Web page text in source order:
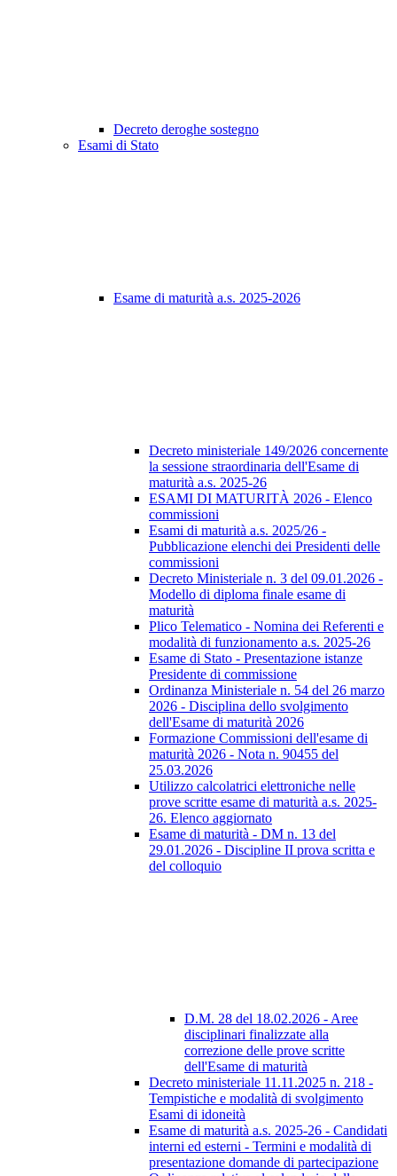
Decreto deroghe sostegno
Esami di Stato
Esame di maturità a.s. 2025-2026
Decreto ministeriale 149/2026 concernente
la sessione straordinaria dell'Esame di
maturità a.s. 2025-26
ESAMI DI MATURITÀ 2026 - Elenco
commissioni
Esami di maturità a.s. 2025/26 -
Pubblicazione elenchi dei Presidenti delle
commissioni
Decreto Ministeriale n. 3 del 09.01.2026 -
Modello di diploma finale esame di
maturità
Plico Telematico - Nomina dei Referenti e
modalità di funzionamento a.s. 2025-26
Esame di Stato - Presentazione istanze
Presidente di commissione
Ordinanza Ministeriale n. 54 del 26 marzo
2026 - Disciplina dello svolgimento
dell'Esame di maturità 2026
Formazione Commissioni dell'esame di
maturità 2026 - Nota n. 90455 del
25.03.2026
Utilizzo calcolatrici elettroniche nelle
prove scritte esame di maturità a.s. 2025-
26. Elenco aggiornato
Esame di maturità - DM n. 13 del
29.01.2026 - Discipline II prova scritta e
del colloquio
D.M. 28 del 18.02.2026 - Aree
disciplinari finalizzate alla
correzione delle prove scritte
dell'Esame di maturità
Decreto ministeriale 11.11.2025 n. 218 -
Tempistiche e modalità di svolgimento
Esami di idoneità
Esame di maturità a.s. 2025-26 - Candidati
interni ed esterni - Termini e modalità di
presentazione domande di partecipazione